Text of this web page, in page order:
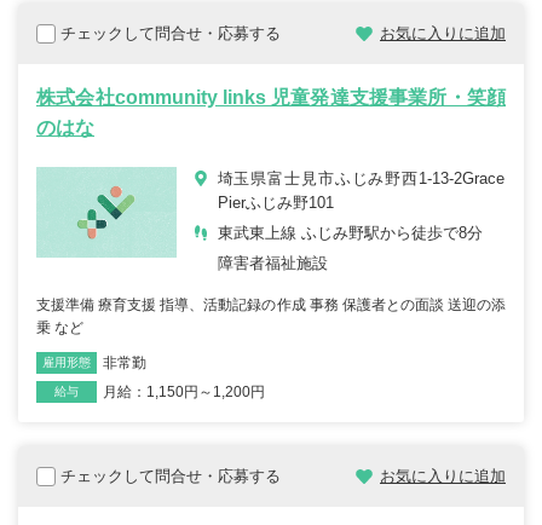
チェックして問合せ・応募する お気に入りに追加
株式会社community links 児童発達支援事業所・笑顔
のはな
埼玉県富士見市ふじみ野西1-13-2Grace
Pierふじみ野101
東武東上線 ふじみ野駅から徒歩で8分
障害者福祉施設
支援準備 療育支援 指導、活動記録の作成 事務 保護者との面談 送迎の添
乗 など
職種
雇用形態 非常勤
給与 月給：1,150円～1,200円
チェックして問合せ・応募する お気に入りに追加